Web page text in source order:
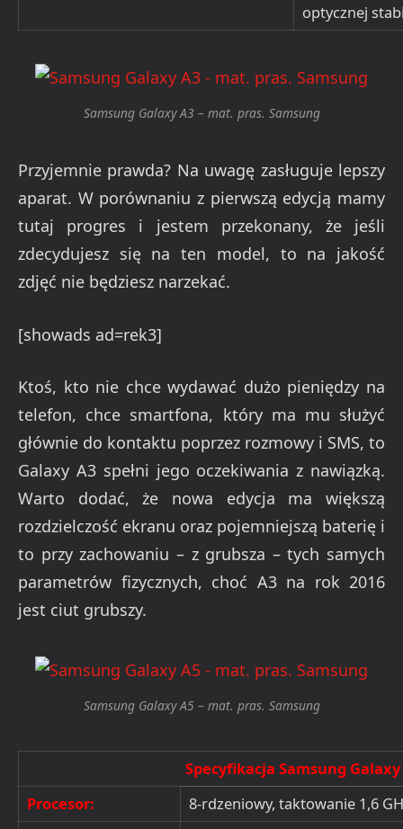
optycznej
Samsung Galaxy A3 – mat. pras. Samsung
Przyjemnie prawda? Na uwagę zasługuje lepszy
aparat. W porównaniu z pierwszą edycją mamy
tutaj progres i jestem przekonany, że jeśli
zdecydujesz się na ten model, to na jakość
zdjęć nie będziesz narzekać.
[showads ad=rek3]
Ktoś, kto nie chce wydawać dużo pieniędzy na
telefon, chce smartfona, który ma mu służyć
głównie do kontaktu poprzez rozmowy i SMS, to
Galaxy A3 spełni jego oczekiwania z nawiązką.
Warto dodać, że nowa edycja ma większą
rozdzielczość ekranu oraz pojemniejszą baterię i
to przy zachowaniu – z grubsza – tych samych
parametrów fizycznych, choć A3 na rok 2016
jest ciut grubszy.
Samsung Galaxy A5 – mat. pras. Samsung
Specyfikacja Samsung Galaxy
Procesor:
8-rdzeniowy, taktowanie 1,6